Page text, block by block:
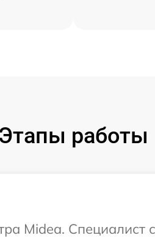
Этапы работы
Midea.